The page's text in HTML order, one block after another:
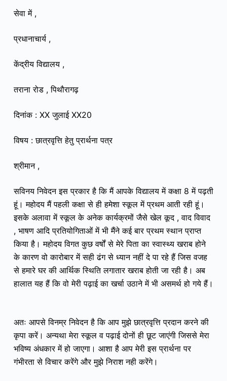
सेवा में ,
प्रधानाचार्य ,
केंद्रीय विद्यालय ,
तराना रोड , पिथौरागढ़
दिनांक : XX जुलाई XX20
विषय : छात्रवृत्ति हेतु प्रार्थना पत्र
श्रीमान ,
सविनय निवेदन इस प्रकार है कि मैं आपके विद्यालय में कक्षा 8 में पढ़ती
हूं। महोदय मैं पहली कक्षा से ही हमेशा स्कूल में प्रथम आती रही हूं।
इसके अलावा में स्कूल के अनेक कार्यक्रमों जैसे खेल कूद , वाद विवाद
, भाषण आदि प्रतियोगिताओं में भी मैंने कई बार प्रथम स्थान प्राप्त
किया है।महोदय विगत कुछ वर्षों से मेरे पिता का स्वास्थ्य खराब होने
के कारण वो कारोबार में सही ढंग से ध्यान नहीं दे पा रहे हैं जिस वजह
से हमारे घर की आर्थिक स्थिति लगातार खराब होती जा रही है। अब
हालात यह हैं कि वो मेरी पढ़ाई का खर्चा उठाने में भी असमर्थ हो गये हैं।
अतः आपसे विनम्र निवेदन है कि आप मुझे छात्रवृत्ति प्रदान करने की
कृपा करें। अन्यथा मेरा स्कूल व पढ़ाई दोनों ही छूट जाएंगी जिससे मेरा
भविष्य अंधकार में हो जाएगा। आशा है आप मेरी इस प्रार्थना पर
गंभीरता से विचार करेंगे और मुझे निराश नही करेंगे।